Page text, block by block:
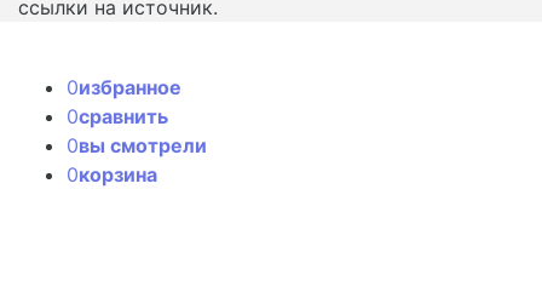
ссылки на источник.
0избранное
0сравнить
0вы смотрели
0корзина